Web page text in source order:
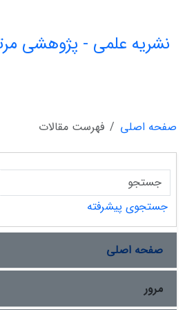
نشریه علمی - پژوهشی
صفحه اصلی
فهرست مقالات
جستجوی پیشرفته
صفحه اصلی
مرور